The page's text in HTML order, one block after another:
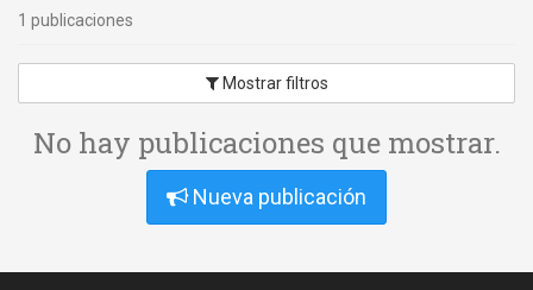
1 publicaciones
Mostrar filtros
No hay publicaciones que mostrar.
Nueva publicación